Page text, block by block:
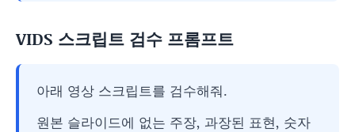
VIDS 스크립트 검수 프롬프트
아래 영상 스크립트를 검수해줘.
원본 슬라이드에 없는 주장, 과장된 표현, 숫자